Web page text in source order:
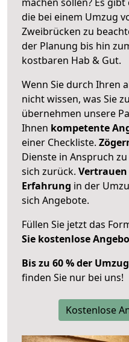
die bei einem Umzug
Zweibrücken zu
der Planung bis hin
kostbaren Hab & Gut.
Wenn Sie durch Ihren
nicht wissen, was Sie
übernehmen unsere
Ihnen kompetente
einer Checkliste.
Dienste in Anspruch
sich zurück. Vertrauen
Erfahrung in der
sich Angebote.
Füllen Sie jetzt das
Sie kostenlose
Bis zu 60 % der
finden Sie nur bei uns!
Kostenlose